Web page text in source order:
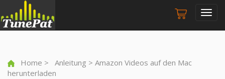
Home > Anleitung > Amazon Videos auf den Mac
herunterladen